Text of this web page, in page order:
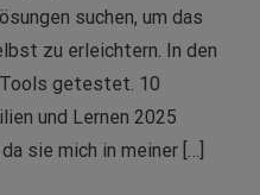
suchen, um das
zu erleichtern. In den
getestet. 10
und Lernen 2025
sie mich in meiner […]